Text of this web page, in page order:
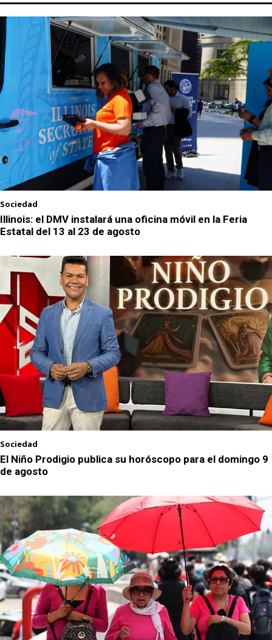
Sociedad
Illinois: el DMV instalará una oficina móvil en la Feria
Estatal del 13 al 23 de agosto
Sociedad
El Niño Prodigio publica su horóscopo para el domingo 9
de agosto